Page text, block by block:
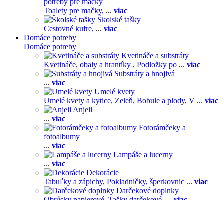
potreby pre mačky
Toalety pre mačky, ... viac
Školské tašky
Cestovné kufre, ... viac
Domáce potreby
Domáce potreby
Kvetináče a substráty
Kvetináče, obaly a hrantíky , Podložky po ... viac
Substráty a hnojivá
... viac
Umelé kvety
Umelé kvety a kytice, Zeleň, Bobule a plody, V ... viac
Anjeli
... viac
Fotorámčeky a
fotoalbumy
... viac
Lampáše a lucerny
... viac
Dekorácie
Tabuľky a zápichy, Pokladničky, šperkovnic ... viac
Darčekové doplnky